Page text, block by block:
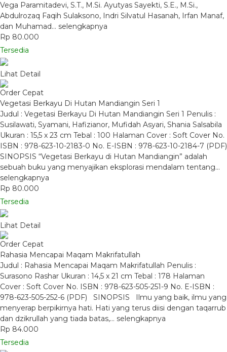
Vega Paramitadevi, S.T., M.Si. Ayutyas Sayekti, S.E., M.Si.,
Abdulrozaq Faqih Sulaksono, Indri Silvatul Hasanah, Irfan Manaf,
dan Muhamad… selengkapnya
Rp 80.000
Tersedia
Lihat Detail
Order Cepat
Vegetasi Berkayu Di Hutan Mandiangin Seri 1
Judul : Vegetasi Berkayu Di Hutan Mandiangin Seri 1 Penulis :
Susilawati, Syamani, Hafizianor, Mufidah Asyari, Shania Salsabila
Ukuran : 15,5 x 23 cm Tebal : 100 Halaman Cover : Soft Cover No.
ISBN : 978-623-10-2183-0 No. E-ISBN : 978-623-10-2184-7 (PDF)
SINOPSIS “Vegetasi Berkayu di Hutan Mandiangin” adalah
sebuah buku yang menyajikan eksplorasi mendalam tentang…
selengkapnya
Rp 80.000
Tersedia
Lihat Detail
Order Cepat
Rahasia Mencapai Maqam Makrifatullah
Judul : Rahasia Mencapai Maqam Makrifatullah Penulis :
Surasono Rashar Ukuran : 14,5 x 21 cm Tebal : 178 Halaman
Cover : Soft Cover No. ISBN : 978-623-505-251-9 No. E-ISBN :
978-623-505-252-6 (PDF) SINOPSIS Ilmu yang baik, ilmu yang
menyerap berpikirnya hati. Hati yang terus diisi dengan taqarrub
dan dzikrullah yang tiada batas,… selengkapnya
Rp 84.000
Tersedia